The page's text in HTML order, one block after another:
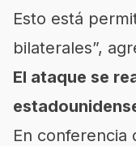
Esto está
bilaterales”,
El ataque se
En conferencia